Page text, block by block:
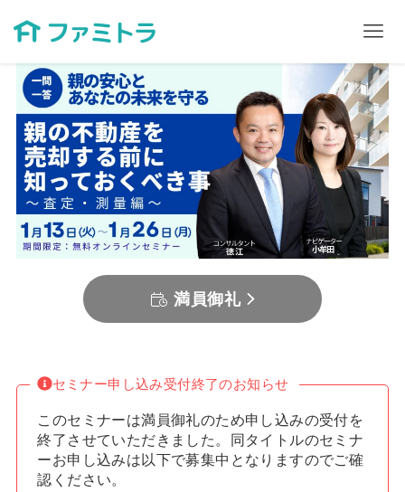
満員御礼
セミナー申し込み受付終了のお知らせ
このセミナーは満員御礼のため申し込みの受付を
終了させていただきました。同タイトルのセミナ
ーお申し込みは以下で募集中となりますのでご確
認ください。